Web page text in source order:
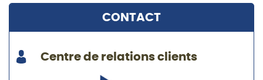
CONTACT
Centre de relations clients